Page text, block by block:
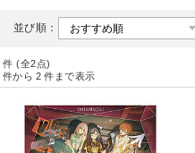
並び順：
件 (全2点)
件から 2 件まで表示